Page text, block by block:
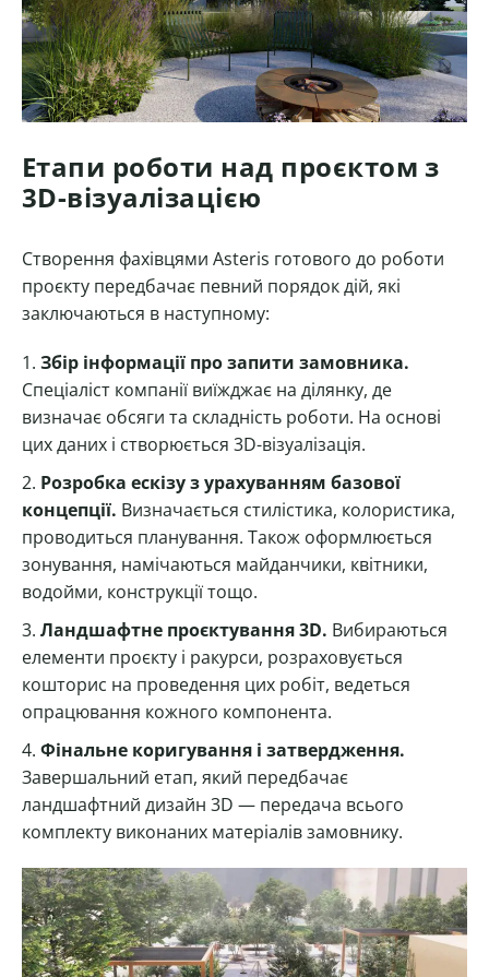
Етапи роботи над проєктом з
3D-візуалізацією
Створення фахівцями Asteris готового до роботи
проєкту передбачає певний порядок дій, які
заключаються в наступному:
Збір інформації про запити замовника.
Спеціаліст компанії виїжджає на ділянку, де
визначає обсяги та складність роботи. На основі
цих даних і створюється 3D-візуалізація.
Розробка ескізу з урахуванням базової
концепції. Визначається стилістика, колористика,
проводиться планування. Також оформлюється
зонування, намічаються майданчики, квітники,
водойми, конструкції тощо.
Ландшафтне проєктування 3D. Вибираються
елементи проєкту і ракурси, розраховується
кошторис на проведення цих робіт, ведеться
опрацювання кожного компонента.
Фінальне коригування і затвердження.
Завершальний етап, який передбачає
ландшафтний дизайн 3D — передача всього
комплекту виконаних матеріалів замовнику.